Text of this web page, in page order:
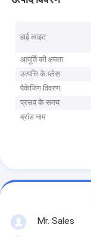
हाई लाइट
आपूर्ति की क्षमता
उत्पत्ति के प्लेस
पैकेजिंग विवरण
प्रसव के समय
ब्रांड नाम
Mr. Sales